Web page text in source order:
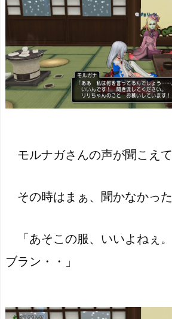
モルナガさんの声が聞こえて
その時はまぁ、聞かなかっ
「あそこの服、いいよねぇ
ブラン・・」